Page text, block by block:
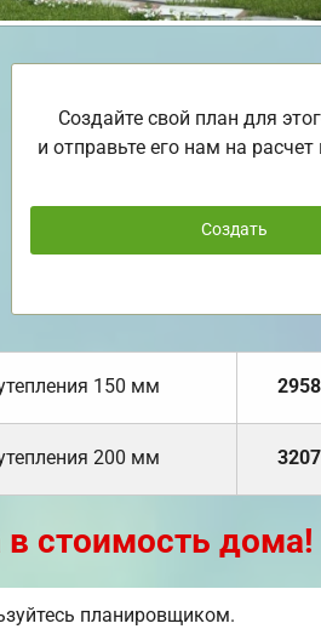
Создайте свой план для
и отправьте его нам на
Создать
150 мм
200 мм
стоимость дома!
планировщиком.